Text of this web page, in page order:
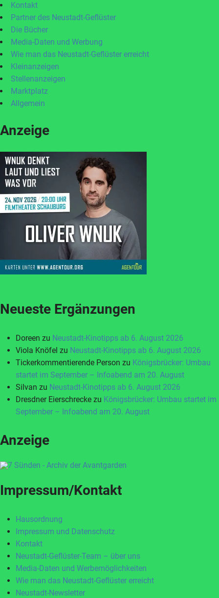
Kontakt
Partner des Neustadt-Geflüster
Die Bücher
Media-Daten und Werbung
Wie man das Neustadt-Geflüster erreicht
Kleinanzeigen
Stellenanzeigen
Marktplatz
Allgemein
Anzeige
Neueste Ergänzungen
Doreen zu Neustadt-Kinotipps ab 6. August 2026
Viola Knöfel zu Neustadt-Kinotipps ab 6. August 2026
Tickerkommentierende Person zu Königsbrücker: Umbau
startet im September – Infoabend am 20. August
Silvan zu Neustadt-Kinotipps ab 6. August 2026
Dresdner Eierschrecke zu Königsbrücker: Umbau startet im
September – Infoabend am 20. August
Anzeige
Impressum/Kontakt
Hausordnung
Impressum und Datenschutz
Kontakt
Neustadt-Geflüster-Team – über uns
Media-Daten und Werbemöglichkeiten
Wie man das Neustadt-Geflüster erreicht
Neustadt-Newsletter